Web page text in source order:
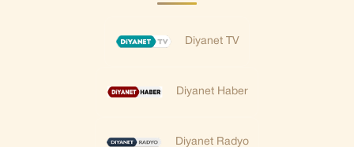
Diyanet TV
Diyanet Haber
Diyanet Radyo